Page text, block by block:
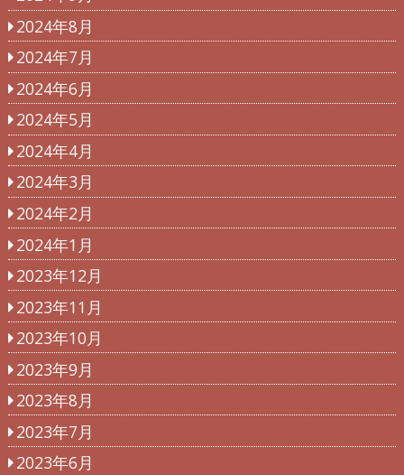
2024年8月
2024年7月
2024年6月
2024年5月
2024年4月
2024年3月
2024年2月
2024年1月
2023年12月
2023年11月
2023年10月
2023年9月
2023年8月
2023年7月
2023年6月